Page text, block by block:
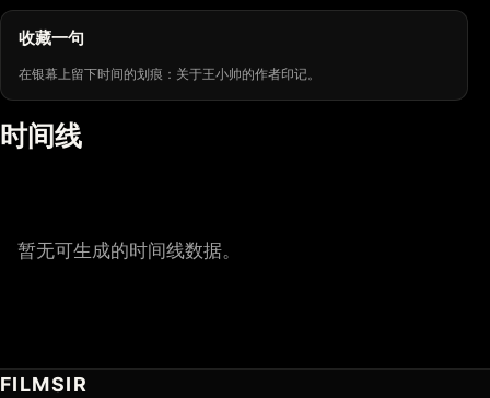
收藏一句
在银幕上留下时间的划痕：关于王小帅的作者印记。
时间线
暂无可生成的时间线数据。
FILMSIR